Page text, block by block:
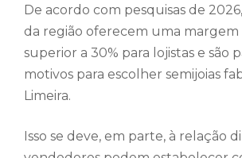
De acordo com pesquisas de
da região oferecem uma
superior a 30% para lojistas e são
motivos para escolher semijoias
Limeira.
Isso se deve, em parte, à relação